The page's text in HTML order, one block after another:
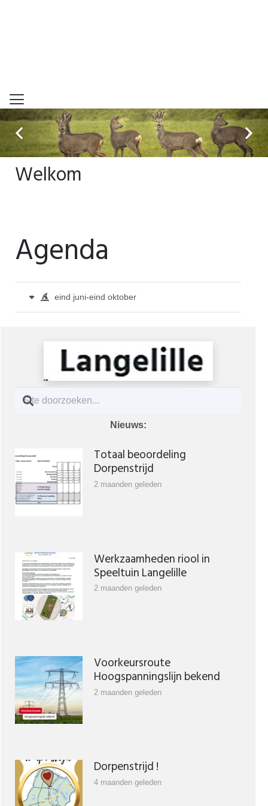
Welkom
Agenda
eind juni-eind oktober
Nieuws:
Totaal beoordeling
Dorpenstrijd
2 maanden geleden
Werkzaamheden riool in
Speeltuin Langelille
2 maanden geleden
Voorkeursroute
Hoogspanningslijn bekend
2 maanden geleden
Dorpenstrijd !
4 maanden geleden